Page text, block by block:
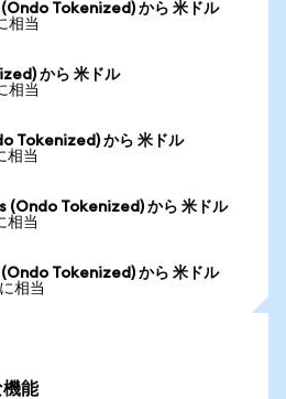
Tokenized) から 米ドル
相当
から 米ドル
相当
Tokenized) から 米ドル
相当
Tokenized) から 米ドル
相当
Tokenized) から 米ドル
相当
機能